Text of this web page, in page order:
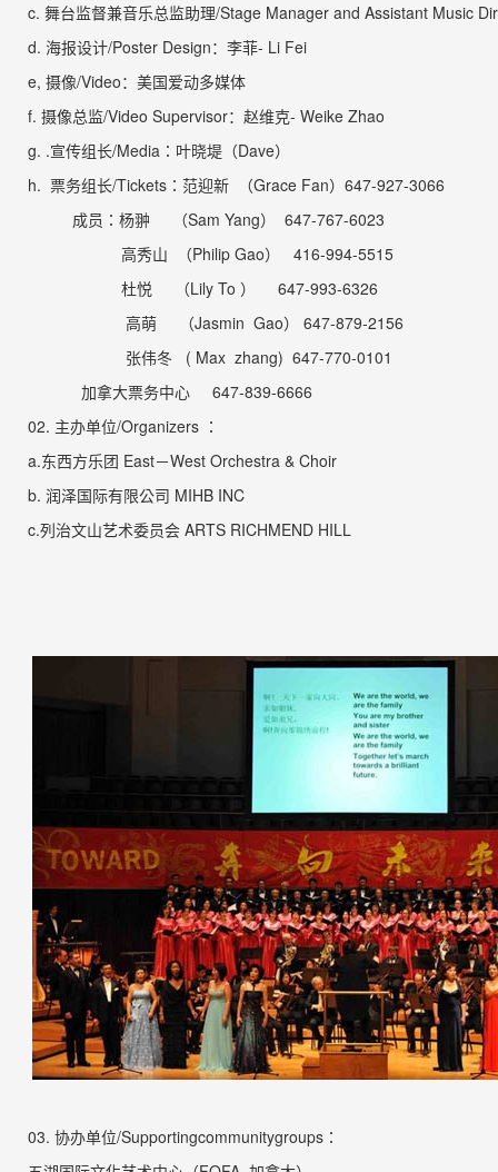
c. 舞台监督兼音乐总监助理/Stage Manager and Assistant Music
d. 海报设计/Poster Design：李菲- Li Fei
e, 摄像/Video：美国爱动多媒体
f. 摄像总监/Video Supervisor：赵维克- Weike Zhao
g. .宣传组长/Media ：叶晓堤（Dave）
h. 票务组长/Tickets ：范迎新 （Grace Fan） 647-927-3066
成员：杨翀 （Sam Yang）
647-767-6023
高秀山
（Philip Gao）
416-994-5515
杜悦 （Lily To ）
647-993-6326
高萌
（Jasmin Gao）
647-879-2156
张伟冬 ( Max zhang) 647-770-0101
加拿大票务中心 647-839-6666
02. 主办单位/Organizers ：
a.东西方乐团 East－West Orchestra & Choir
b. 润泽国际有限公司 MIHB INC
c.列治文山艺术委员会 ARTS RICHMEND HILL
03. 协办单位/Supportingcommunitygroups ：